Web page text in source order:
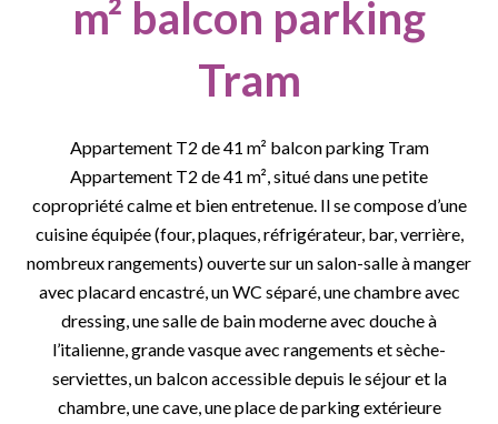
m² balcon parking
Tram
Appartement T2 de 41 m² balcon parking Tram
Appartement T2 de 41 m², situé dans une petite
copropriété calme et bien entretenue. Il se compose d’une
cuisine équipée (four, plaques, réfrigérateur, bar, verrière,
nombreux rangements) ouverte sur un salon-salle à manger
avec placard encastré, un WC séparé, une chambre avec
dressing, une salle de bain moderne avec douche à
l’italienne, grande vasque avec rangements et sèche-
serviettes, un balcon accessible depuis le séjour et la
chambre, une cave, une place de parking extérieure